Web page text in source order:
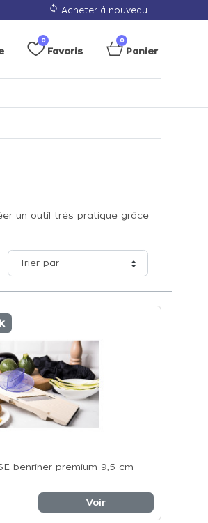
loop Acheter à nouveau
0
Favoris
0
Panier
un outil très pratique grâce
Trier par
benriner premium 9,5 cm
Voir